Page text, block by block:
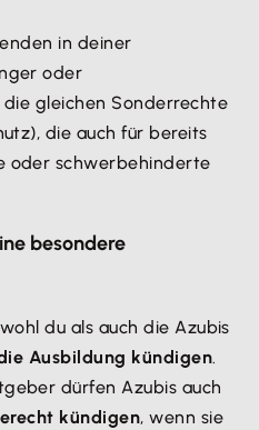
in deiner
oder
gleichen Sonderrechte
die auch für bereits
oder schwerbehinderte
besondere
du als auch die Azubis
Ausbildung kündigen.
dürfen Azubis auch
kündigen, wenn sie